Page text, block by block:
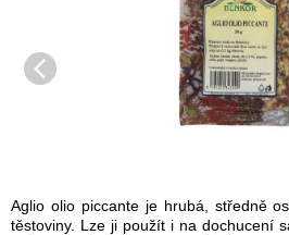
Aglio olio piccante je hrubá, středně
těstoviny. Lze ji použít i na dochucení